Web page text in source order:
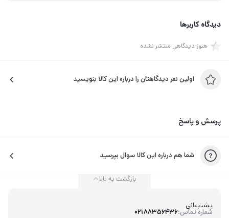
دیدگاه کاربرها
هنوز دیدگاهی منتشر نشده
اولین نفر دیدگاهتان را درباره این کالا بنویسید
پرسش و پاسخ
شما هم درباره این کالا سوال بپرسید
پشتیبانی
شماره تماس:02188356436
بازگشت به بالا